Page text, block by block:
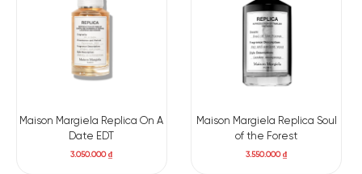
Maison Margiela Replica On A
Date EDT
3.050.000₫
Maison Margiela Replica Soul
of the Forest
3.550.000₫